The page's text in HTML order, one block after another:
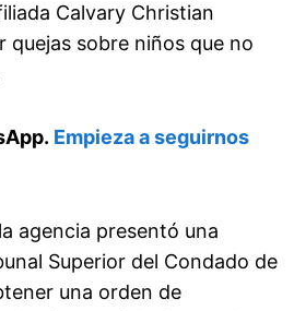
Calvary Christian
quejas sobre niños que no
Empieza a seguirnos
agencia presentó una
Superior del Condado de
una orden de